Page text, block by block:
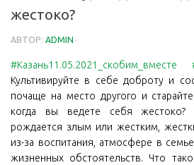
жестоко?
АВТОР: ADMIN ·
#Казань11.05.2021_скобим_вместе
Культивируйте в себе доброту и
почаще на место другого и
когда вы ведете себя жестоко?
рождается злым или жестким,
из-за воспитания, атмосфере в
жизненных обстоятельств. Что